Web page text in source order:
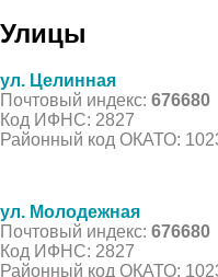
Улицы
ул. Целинная
Почтовый индекс: 676680
Код ИФНС: 2827
Районный код ОКАТО:
ул. Молодежная
Почтовый индекс: 676680
Код ИФНС: 2827
Районный код ОКАТО: